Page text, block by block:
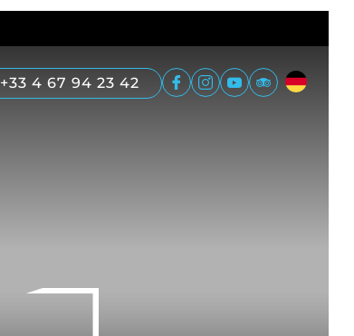
+33 4 67 94 23 42